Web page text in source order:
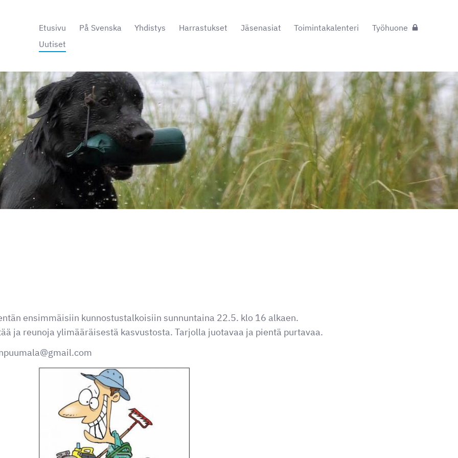
Etusivu På Svenska Yhdistys Harrastukset Jäsenasiat Toimintakalenteri
Työhuone
Uutiset
ensimmäisiin kunnostustalkoisiin sunnuntaina 22.5. klo 16 alkaen.
ja reunoja ylimääräisestä kasvustosta. Tarjolla juotavaa ja pientä purtavaa.